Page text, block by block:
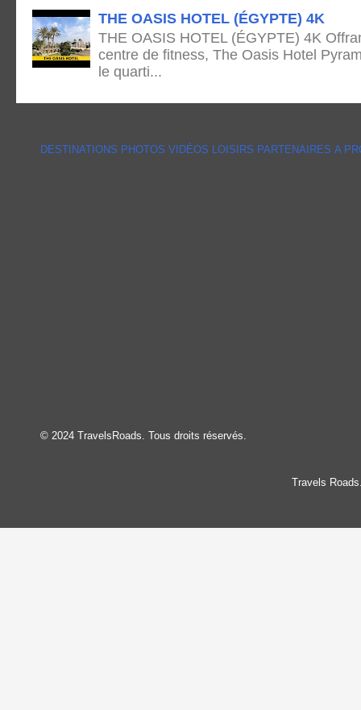
THE OASIS HOTEL (ÉGYPTE) 4K
THE OASIS HOTEL (ÉGYPTE) 4K
centre de fitness, The Oasis Hotel
le quarti...
DESTINATIONS PHOTOS VIDÉOS LOISIRS PARTENAIRES A
© 2024 TravelsRoads. Tous droits réservés.
Travels